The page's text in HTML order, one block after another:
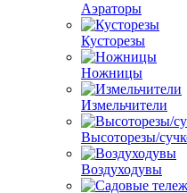
Аэраторы
Кусторезы
Ножницы
Измельчители
Высоторезы/
Воздуходувы